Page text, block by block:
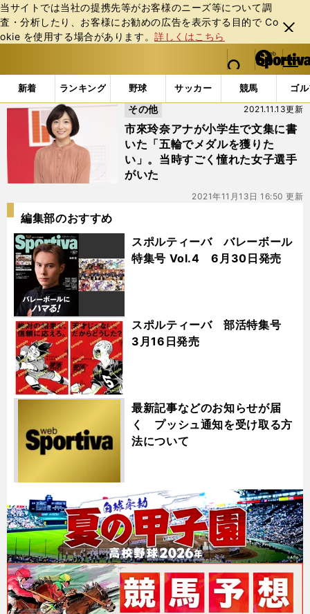
当サイトでは当社の提携先等がお客様のニーズ等について調
査・分析したり、お客様にお勧めの広告を表⽰する⽬的で Co
okie を使⽤する場合があります。詳しくはこちら
閉じ
る
web Sportiva (webスポルティーバ)
検索
マイペ
ー
ジ
メニュ
新着 ランキング 野球 サッカー 競馬 ゴ
b
ス
ポ
バ
「#市來アナ」の最新ニュース・ 情報
市來玲奈アナが小学生で文集に書
いた「五輪でメダルを獲りた
い」。当時すごく憧れた女子選手
がいた
2021.11.13更新
その他
2021年11月13日 16:50 更新
編集部のおすすめ
スポルティーバ バレーボール
特集号 Vol.4 6月30日発売
スポルティーバ 部活特集号
3月16日発売
最新記事などのお知らせが届
く プッシュ通知を受け取る方
法について